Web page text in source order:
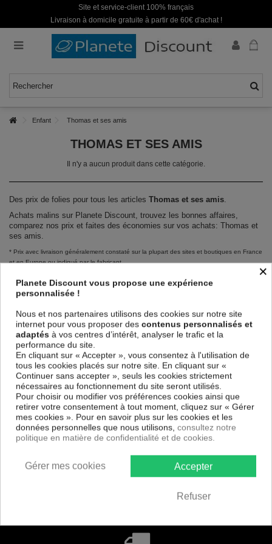
Site et service-client 100% français
Livraison à domicile gratuite à partir de 60€ d'achat !
Enfant Thomas et ses amis
THOMAS ET SES AMIS
Il n'y a aucun produit dans cette catégorie.
Des prix de folies pour tous les articles Thomas et ses amis.
Achats malins sur Planete Discount, trouvez les bonnes affaires,
comparez nos prix et faites des économies sur vos achats: Thomas et
ses amis.
* Prix avec livraison généralement constaté sur la plupart des sites et boutiques en France
et en Europe ou indiqué par le fabricant.
THOMAS ET SES AMIS
Besoin d'aide
Paiement
100% sécurisé
×
Planete Discount vous propose une expérience
personnalisée !
Nous et nos partenaires utilisons des cookies sur notre site
internet pour vous proposer des contenus personnalisés et
adaptés à vos centres d’intérêt, analyser le trafic et la
performance du site.
En cliquant sur « Accepter », vous consentez à l'utilisation de
tous les cookies placés sur notre site. En cliquant sur «
Continuer sans accepter », seuls les cookies strictement
nécessaires au fonctionnement du site seront utilisés.
Pour choisir ou modifier vos préférences cookies ainsi que
retirer votre consentement à tout moment, cliquez sur « Gérer
mes cookies ». Pour en savoir plus sur les cookies et les
données personnelles que nous utilisons, consultez notre
politique en matière de confidentialité et de cookies.
Accepter
Refuser
Gérer mes cookies